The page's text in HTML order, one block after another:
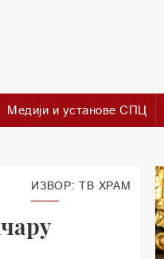
Медији и установе СПЦ
ИЗВОР: ТВ ХРАМ